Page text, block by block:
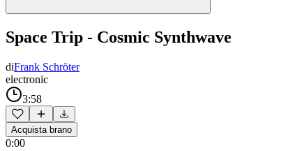
Space Trip - Cosmic Synthwave
diFrank Schröter
electronic
3:58
Acquista brano
0:00